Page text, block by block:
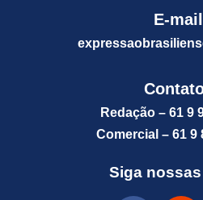
E-
Redação – 61 9
Comercial – 61 9
Siga